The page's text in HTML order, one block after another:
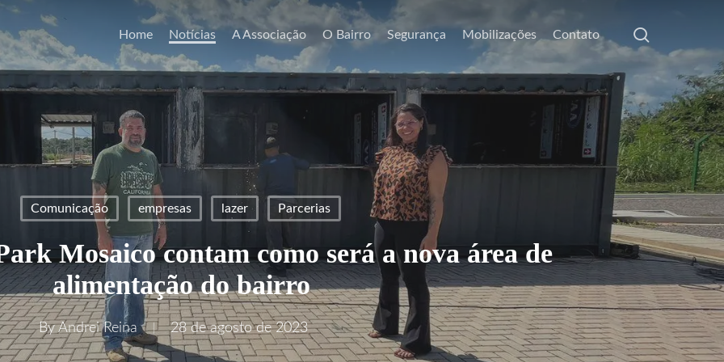
Home Notícias A Associação O Bairro Segurança Mobilizações Contato
Comunicação empresas lazer Parcerias
Mosaico contam como será a nova área de
alimentação do bairro
By Andrei Reina 28 de agosto de 2023